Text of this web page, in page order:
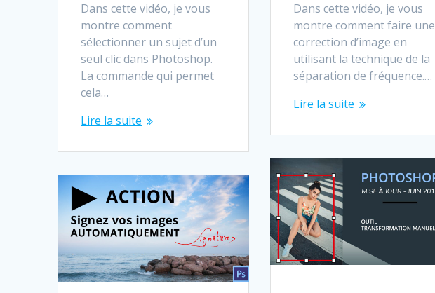
Dans cette vidéo, je vous
montre comment
sélectionner un sujet d’un
seul clic dans Photoshop.
La commande qui permet
cela…
Lire la suite
Dans cette vidéo, je vous
montre comment faire une
correction d’image en
utilisant la technique de la
séparation de fréquence.…
Lire la suite